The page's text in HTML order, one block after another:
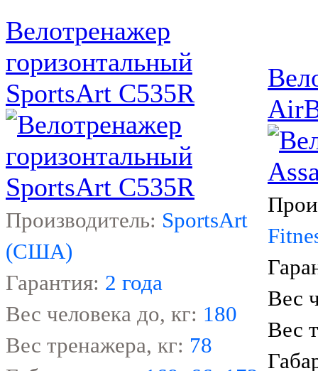
Велотренажер
горизонтальный
SportsArt C535R
Производитель: SportsArt
(США)
Гарантия: 2 года
Вес человека до, кг: 180
Вес тренажера, кг: 78
Вес
Вес